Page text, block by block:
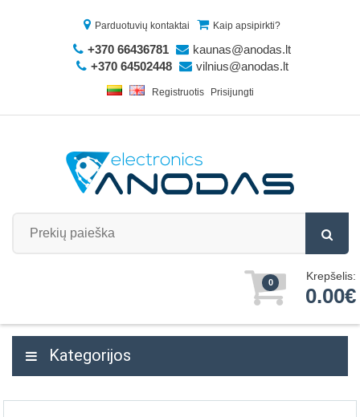
Parduotuvių kontaktai Kaip apsipirkti?
+370 66436781
kaunas@anodas.lt
+370 64502448
vilnius@anodas.lt
Registruotis Prisijungti
0 Krepšelis:
0.00€
Kategorijos